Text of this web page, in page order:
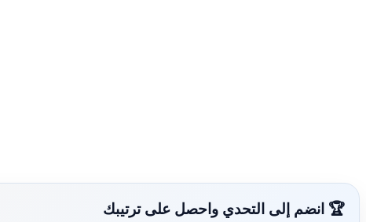
🏆 انضم إلى التحدي واحصل على ترتيبك